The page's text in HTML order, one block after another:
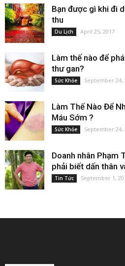
Bạn được gì khi đi
thu
Du Lịch April 25, 2017
Làm thế nào để
thư gan?
Sức Khỏe September 24,
Làm Thế Nào Để
Máu Sớm ?
Sức Khỏe September 24,
Doanh nhân Phạm
phải biết dấn thân
Tin Tức September 1,